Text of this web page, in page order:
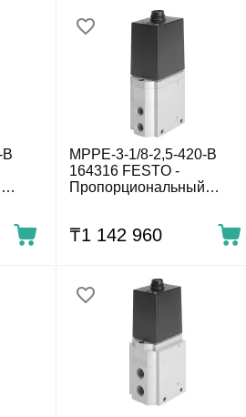
MPPE-3-1/8-2,5-420-B
164316 FESTO -
Пропорциональный
₸1 142 960